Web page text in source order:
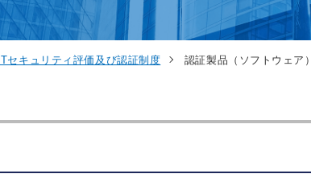
ITセキュリティ評価及び認証制度 認証製品（ソフトウェア）